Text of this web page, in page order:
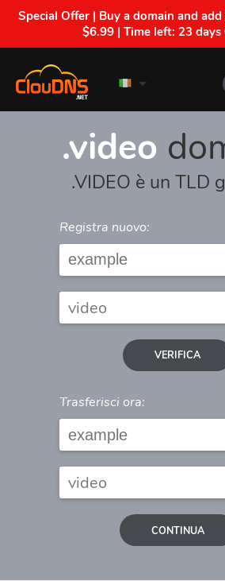
Special Offer | Buy a domain and
$6.99 | Time left: 23 days
.video
.VIDEO è un TLD
Registra nuovo:
VERIFICA
Trasferisci ora:
CONTINUA